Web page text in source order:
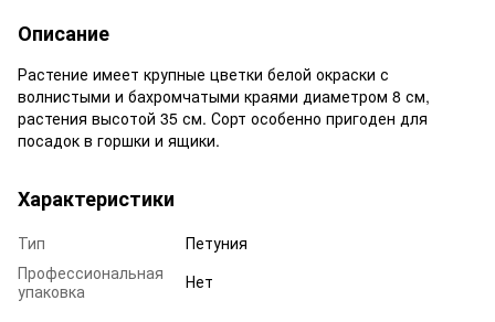
Описание
Растение имеет крупные цветки белой окраски с
волнистыми и бахромчатыми краями диаметром 8 см,
растения высотой 35 см. Сорт особенно пригоден для
посадок в горшки и ящики.
Характеристики
Тип
Петуния
Профессиональная
упаковка
Нет